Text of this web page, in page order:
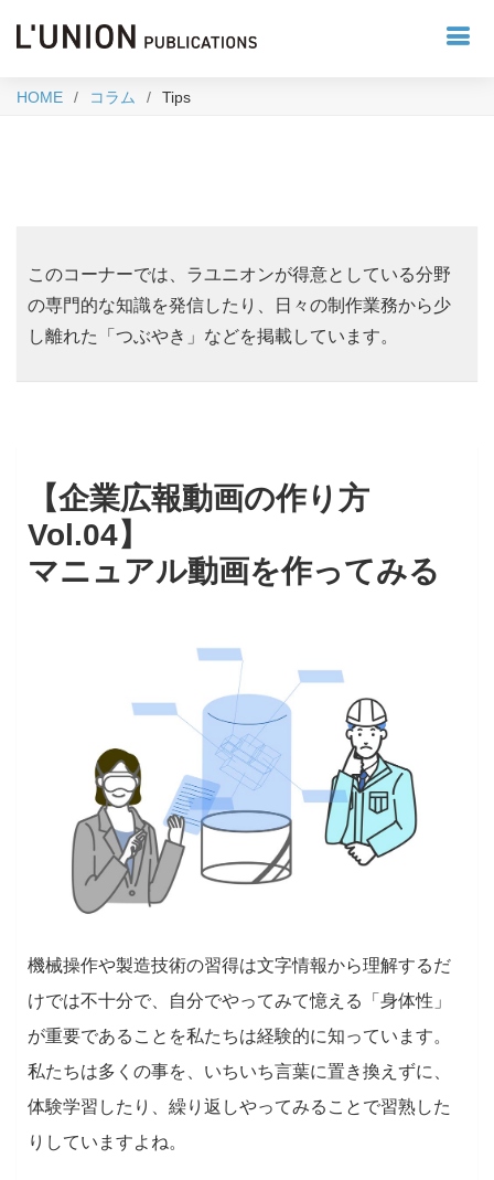
HOME コラム Tips
このコーナーでは、ラユニオンが得意としている分野
の専門的な知識を発信したり、日々の制作業務から少
し離れた「つぶやき」などを掲載しています。
【企業広報動画の作り方
Vol.04】
マニュアル動画を作ってみる
機械操作や製造技術の習得は文字情報から理解するだ
けでは不十分で、自分でやってみて憶える「身体性」
が重要であることを私たちは経験的に知っています。
私たちは多くの事を、いちいち言葉に置き換えずに、
体験学習したり、繰り返しやってみることで習熟した
りしていますよね。